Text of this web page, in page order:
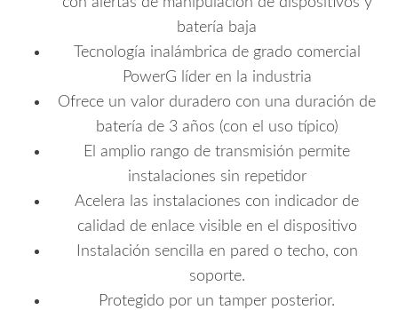
batería baja
Tecnología inalámbrica de grado comercial
PowerG líder en la industria
Ofrece un valor duradero con una duración de
batería de 3 años (con el uso típico)
El amplio rango de transmisión permite
instalaciones sin repetidor
Acelera las instalaciones con indicador de
calidad de enlace visible en el dispositivo
Instalación sencilla en pared o techo, con
soporte.
Protegido por un tamper posterior.